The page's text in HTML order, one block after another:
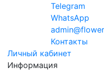
Telegram
WhatsApp
Контакты
Личный кабинет
Информация